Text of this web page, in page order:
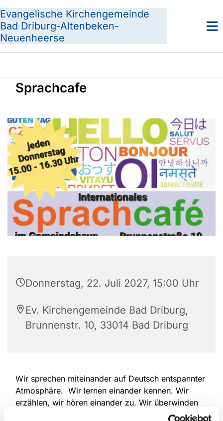
Evangelische Kirchengemeinde
Bad Driburg-Altenbeken-
Neuenheerse
Sprachcafe
Donnerstag, 22. Juli 2027, 15:00 Uhr
Ev. Kirchengemeinde Bad Driburg,
Brunnenstr. 10, 33014 Bad Driburg
Wir sprechen miteinander auf Deutsch entspannter
Atmosphäre. Wir lernen einander kennen. Wir
erzählen, wir hören einander zu. Wir überwinden